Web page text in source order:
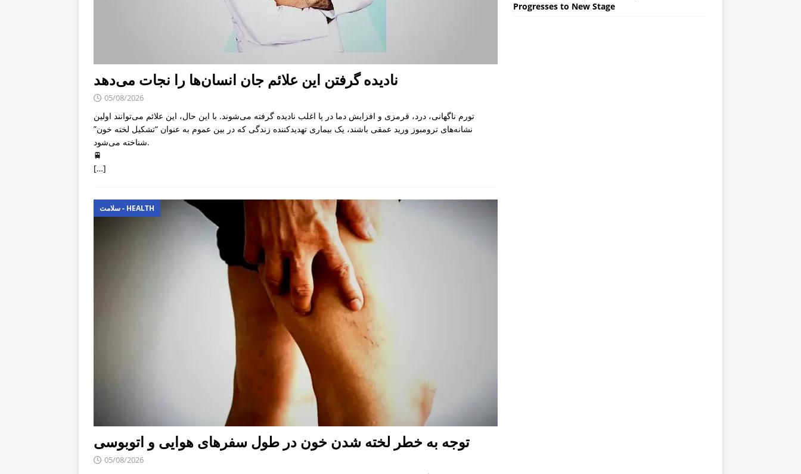
نادیده گرفتن این علائم جان انسان‌ها را نجات می‌دهد
05/08/2026
تورم ناگهانی، درد، قرمزی و افزایش دما در پا اغلب نادیده گرفته می‌شوند. با این حال، این علائم می‌توانند اولین
نشانه‌های ترومبوز ورید عمقی باشند، یک بیماری تهدیدکننده زندگی که در بین عموم به عنوان “تشکیل لخته خون”
شناخته می‌شود.
🚆
[…]
سلامت - HEALTH
توجه به خطر لخته شدن خون در طول سفرهای هوایی و اتوبوسی
05/08/2026
Progresses to New Stage